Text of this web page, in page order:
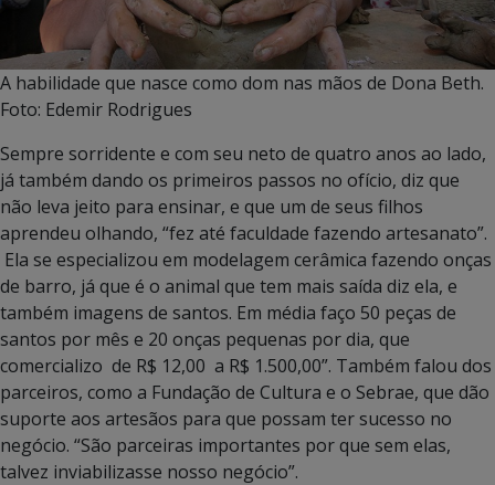
A habilidade que nasce como dom nas mãos de Dona Beth.
Foto: Edemir Rodrigues
Sempre sorridente e com seu neto de quatro anos ao lado,
já também dando os primeiros passos no ofício, diz que
não leva jeito para ensinar, e que um de seus filhos
aprendeu olhando, “fez até faculdade fazendo artesanato”.
Ela se especializou em modelagem cerâmica fazendo onças
de barro, já que é o animal que tem mais saída diz ela, e
também imagens de santos. Em média faço 50 peças de
santos por mês e 20 onças pequenas por dia, que
comercializo de R$ 12,00 a R$ 1.500,00”. Também falou dos
parceiros, como a Fundação de Cultura e o Sebrae, que dão
suporte aos artesãos para que possam ter sucesso no
negócio. “São parceiras importantes por que sem elas,
talvez inviabilizasse nosso negócio”.